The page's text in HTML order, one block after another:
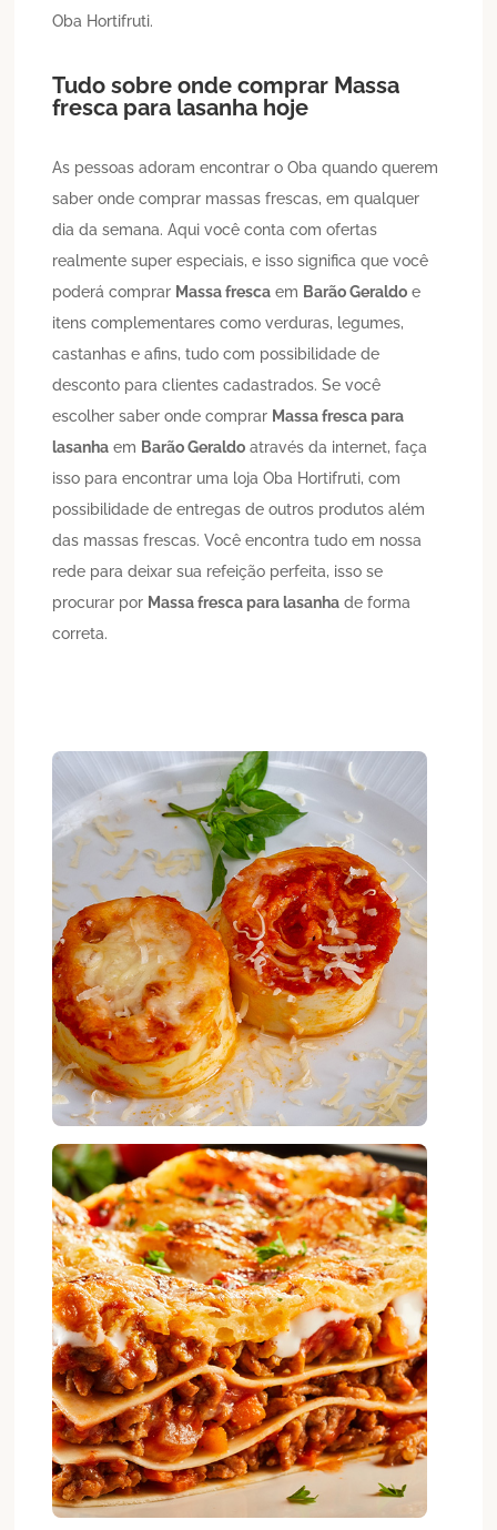
Oba Hortifruti.
Tudo sobre onde comprar Massa
fresca para lasanha hoje
As pessoas adoram encontrar o Oba quando querem
saber onde comprar massas frescas, em qualquer
dia da semana. Aqui você conta com ofertas
realmente super especiais, e isso significa que você
poderá comprar Massa fresca em Barão Geraldo e
itens complementares como verduras, legumes,
castanhas e afins, tudo com possibilidade de
desconto para clientes cadastrados. Se você
escolher saber onde comprar Massa fresca para
lasanha em Barão Geraldo através da internet, faça
isso para encontrar uma loja Oba Hortifruti, com
possibilidade de entregas de outros produtos além
das massas frescas. Você encontra tudo em nossa
rede para deixar sua refeição perfeita, isso se
procurar por Massa fresca para lasanha de forma
correta.